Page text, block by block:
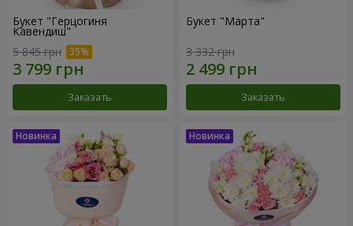
Букет "Герцогиня
Кавендиш"
5 845 грн
Заказать
Букет "Марта"
3 332 грн
Заказать